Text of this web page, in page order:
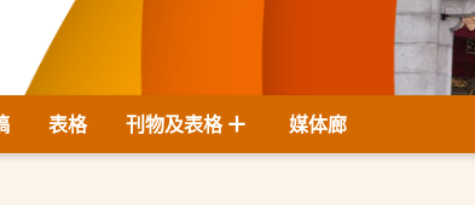
表格 刊物及表格 媒体廊